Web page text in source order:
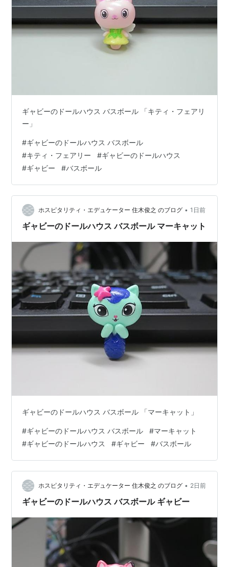
ギャビーのドールハウス バスボール 「キティ・フェアリ
ー」
#ギャビーのドールハウス バスボール
#キティ・フェアリー #ギャビーのドールハウス
#ギャビー #バスボール
ホスピタリティ・エデュケーター 住木俊之 のブログ • 1日前
ギャビーのドールハウス バスボール マーキャット
ギャビーのドールハウス バスボール 「マーキャット」
#ギャビーのドールハウス バスボール #マーキャット
#ギャビーのドールハウス #ギャビー #バスボール
ホスピタリティ・エデュケーター 住木俊之 のブログ • 2日前
ギャビーのドールハウス バスボール ギャビー